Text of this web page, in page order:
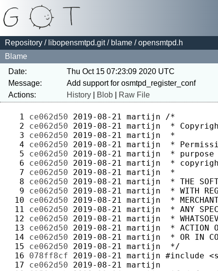
Repository / libopensmtpd.git/ blame / opensmtpd.h
Blame
Date:
Thu Oct 15 07:23:09 2020 UTC
Message:
Actions:
History Blob Raw File
  1
ce062d50 2019-08-21 martijn
  2
ce062d50 2019-08-21 martijn
  3
ce062d50 2019-08-21 martijn
  4
ce062d50 2019-08-21 martijn
  5
ce062d50 2019-08-21 martijn
  6
ce062d50 2019-08-21 martijn
  7
ce062d50 2019-08-21 martijn
  8
ce062d50 2019-08-21 martijn
  9
ce062d50 2019-08-21 martijn
10 ce062d50 2019-08-21 martijn
11 ce062d50 2019-08-21 martijn
12 ce062d50 2019-08-21 martijn
13 ce062d50 2019-08-21 martijn
14 ce062d50 2019-08-21 martijn
15 ce062d50 2019-08-21 martijn
16 078ff8cf 2019-08-21 martijn
17 ce062d50 2019-08-21 martijn